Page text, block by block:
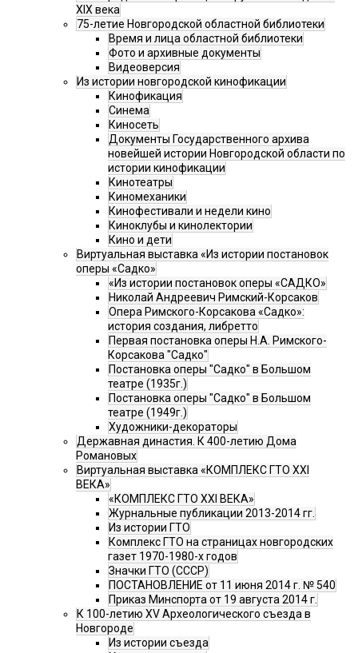
XIX века
75-летие Новгородской областной библиотеки
Время и лица областной библиотеки
Фото и архивные документы
Видеоверсия
Из истории новгородской кинофикации
Кинофикация
Синема
Киносеть
Документы Государственного архива
новейшей истории Новгородской области по
истории кинофикации
Кинотеатры
Киномеханики
Кинофестивали и недели кино
Киноклубы и кинолектории
Кино и дети
Виртуальная выставка «Из истории постановок
оперы «Садко»
«Из истории постановок оперы «САДКО»
Николай Андреевич Римский-Корсаков
Опера Римского-Корсакова «Садко»:
история создания, либретто
Первая постановка оперы Н.А. Римского-
Корсакова "Садко"
Постановка оперы "Садко" в Большом
театре (1935г.)
Постановка оперы "Садко" в Большом
театре (1949г.)
Художники-декораторы
Державная династия. К 400-летию Дома
Романовых
Виртуальная выставка «КОМПЛЕКС ГТО XXI
ВЕКА»
«КОМПЛЕКС ГТО XXI ВЕКА»
Журнальные публикации 2013-2014 гг.
Из истории ГТО
Комплекс ГТО на страницах новгородских
газет 1970-1980-х годов
Значки ГТО (СССР)
ПОСТАНОВЛЕНИЕ от 11 июня 2014 г. № 540
Приказ Минспорта от 19 августа 2014 г.
К 100-летию XV Археологического съезда в
Новгороде
Из истории съезда